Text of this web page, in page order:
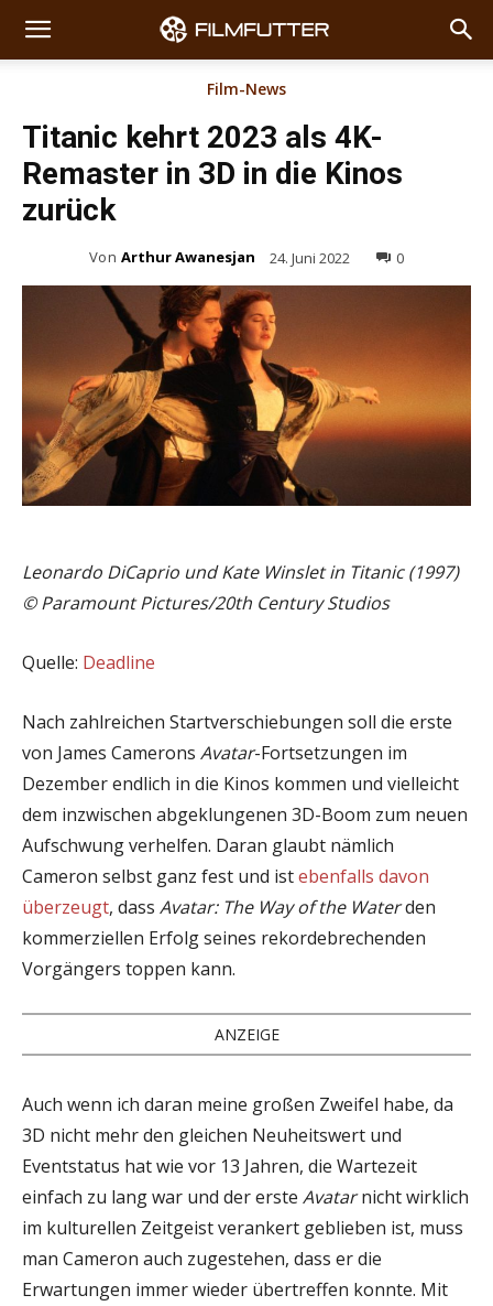
Film-News
Titanic kehrt 2023 als 4K-
Remaster in 3D in die Kinos
zurück
Von Arthur Awanesjan 24. Juni 2022 0
Leonardo DiCaprio und Kate Winslet in Titanic (1997)
© Paramount Pictures/20th Century Studios
Quelle: Deadline
Nach zahlreichen Startverschiebungen soll die erste
von James Camerons Avatar-Fortsetzungen im
Dezember endlich in die Kinos kommen und vielleicht
dem inzwischen abgeklungenen 3D-Boom zum neuen
Aufschwung verhelfen. Daran glaubt nämlich
Cameron selbst ganz fest und istebenfalls davon
überzeugt, dass Avatar: The Way of the Waterden
kommerziellen Erfolg seines rekordebrechenden
Vorgängers toppen kann.
ANZEIGE
Auch wenn ich daran meine großen Zweifel habe, da
3D nicht mehr den gleichen Neuheitswert und
Eventstatus hat wie vor 13 Jahren, die Wartezeit
einfach zu lang war und der erste Avatarnicht wirklich
im kulturellen Zeitgeist verankert geblieben ist, muss
man Cameron auch zugestehen, dass er die
Erwartungen immer wieder übertreffen konnte. Mit